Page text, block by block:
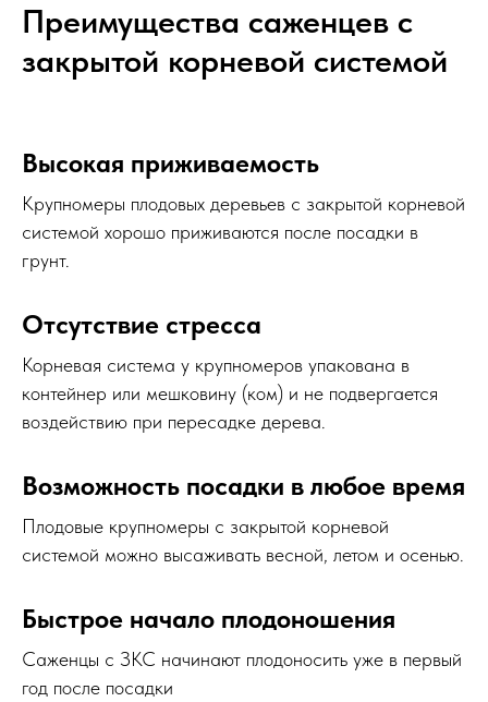
Преимущества саженцев с
закрытой корневой системой
Высокая приживаемость
Крупномеры плодовых деревьев с закрытой корневой
системой хорошо приживаются после посадки в
грунт.
Отсутствие стресса
Корневая система у крупномеров упакована в
контейнер или мешковину (ком) и не подвергается
воздействию при пересадке дерева.
Возможность посадки в любое время
Плодовые крупномеры с закрытой корневой
системой можно высаживать весной, летом и осенью.
Быстрое начало плодоношения
Саженцы с ЗКС начинают плодоносить уже в первый
год после посадки